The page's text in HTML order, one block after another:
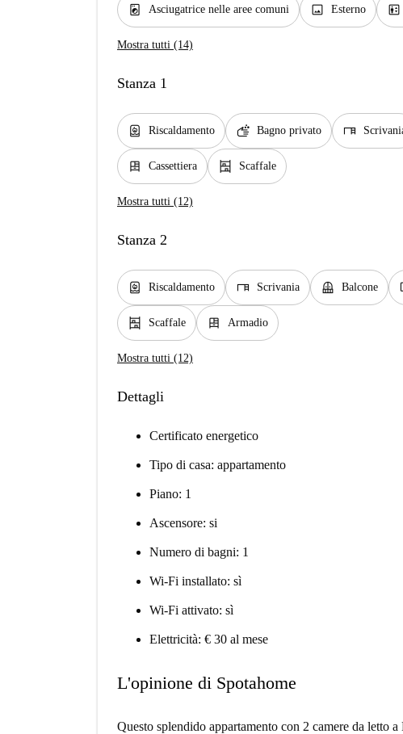
local_laundry_service Asciugatrice nelle aree comuni image Esterno elevator
Mostra tutti (14)
Stanza 1
water_heater Riscaldamento soap Bagno privato desk
dresser Cassettiera shelves Scaffale
Mostra tutti (12)
Stanza 2
water_heater Riscaldamento desk Scrivania balcony Balcone
shelves Scaffale dresser Armadio
Mostra tutti (12)
Dettagli
Certificato energetico
Tipo di casa: appartamento
Piano: 1
Ascensore: si
Numero di bagni: 1
Wi-Fi installato: sì
Wi-Fi attivato: sì
Elettricità: € 30 al mese
L'opinione di Spotahome
Questo splendido appartamento con 2 camere da letto